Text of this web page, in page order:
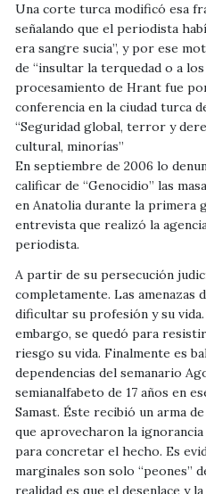
Una corte turca modificó esa
señalando que el periodista
era sangre sucia”, y por ese
de “insultar la terquedad o a
procesamiento de Hrant fue
conferencia en la ciudad turca
“Seguridad global, terror y
cultural, minorías”
En septiembre de 2006 lo
calificar de “Genocidio” las
en Anatolia durante la primera
entrevista que realizó la
periodista.
A partir de su persecución
completamente. Las amenazas
dificultar su profesión y su
embargo, se quedó para
riesgo su vida. Finalmente es
dependencias del semanario
semianalfabeto de 17 años en
Samast. Éste recibió un arma
que aprovecharon la
para concretar el hecho. Es
marginales son solo “peones”